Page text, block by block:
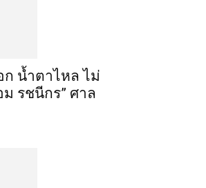
ก น้ำตาไหล ไม่
รชนีกร” ศาล